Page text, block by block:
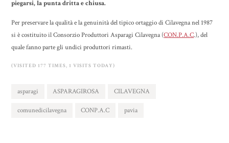
piegarsi, la punta dritta e chiusa.
Per preservare la qualità e la genuinità del tipico ortaggio di Cilavegna nel 1987
si è costituito il Consorzio Produttori Asparagi Cilavegna (CON.P.A.C.), del
quale fanno parte gli undici produttori rimasti.
(VISITED 177 TIMES, 1 VISITS TODAY)
asparagi ASPARAGIROSA CILAVEGNA
comunedicilavegna CONP.A.C pavia